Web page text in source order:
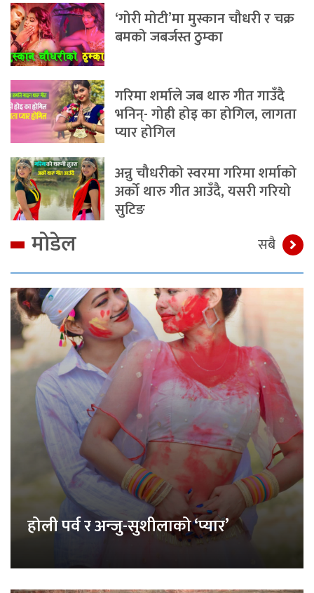
‘गोरी मोटी’मा मुस्कान चौधरी र चक्र
बमको जबर्जस्त ठुम्का
गरिमा शर्माले जब थारु गीत गाउँदै
भनिन्- गोही होइ का होगिल, लागता
प्यार होगिल
अन्नु चौधरीको स्वरमा गरिमा शर्माको
अर्को थारु गीत आउँदै, यसरी गरियो
सुटिङ
मोडेल सबै
होली पर्व र अन्जु-सुशीलाको ‘प्यार’